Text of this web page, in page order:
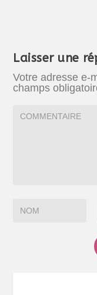
Laisser une
Votre adresse e-
champs